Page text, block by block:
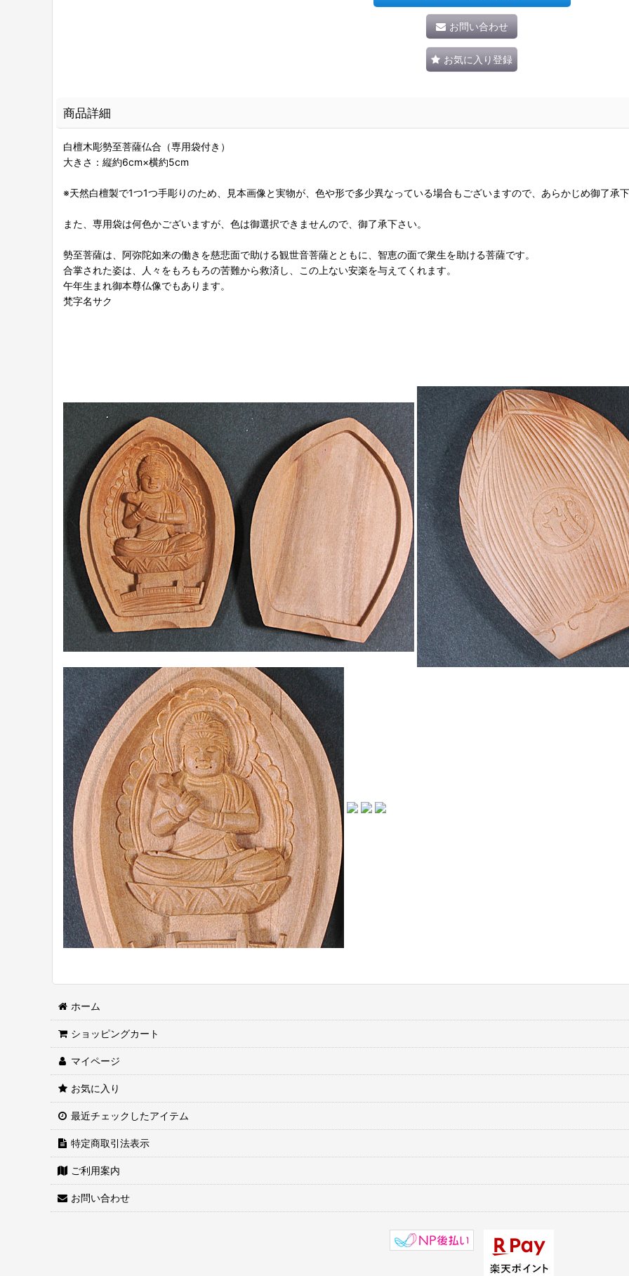
お問い合わせ
お気に入り登録
商品詳細
白檀木彫勢至菩薩仏合（専用袋付き）
大きさ：縦約6cm×横約5cm
※天然白檀製で1つ1つ手彫りのため、見本画像と実物が、色や形で多少異なっている場合もございますので、あらかじめ御了承
また、専用袋は何色かございますが、色は御選択できませんので、御了承下さい。
勢至菩薩は、阿弥陀如来の働きを慈悲面で助ける観世音菩薩とともに、智恵の面で衆生を助ける菩薩です。
合掌された姿は、人々をもろもろの苦難から救済し、この上ない安楽を与えてくれます。
午年生まれ御本尊仏像でもあります。
梵字名サク
ホーム
ショッピングカート
マイページ
お気に入り
最近チェックしたアイテム
特定商取引法表示
ご利用案内
お問い合わせ